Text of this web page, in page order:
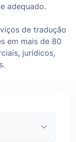
adequado.
de tradução
em mais de 80
jurídicos,